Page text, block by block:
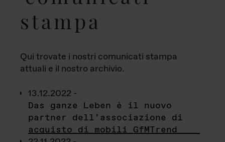
stampa
Qui trovate i nostri comunicati stampa
attuali e il nostro archivio.
13.12.2022 -
Das ganze Leben è il nuovo
partner dell’associazione di
acquisto di mobili GfMTrend